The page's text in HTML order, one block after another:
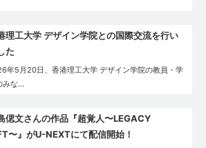
理工大学 デザイン学院との国際交流を行い
た
年5月20日、香港理工大学 デザイン学院の教員・学
みな…
偲文さんの作品『超覚人〜LEGACY
〜』がU-NEXTにて配信開始！